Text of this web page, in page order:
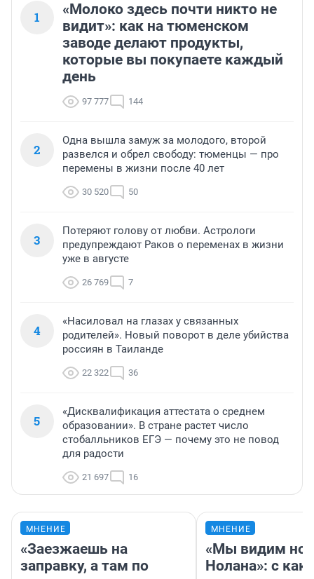
1
«Молоко здесь почти никто не
видит»: как на тюменском
заводе делают продукты,
которые вы покупаете каждый
день
97 777 144
2
Одна вышла замуж за молодого, второй
развелся и обрел свободу: тюменцы — про
перемены в жизни после 40 лет
30 520 50
3
Потеряют голову от любви. Астрологи
предупреждают Раков о переменах в жизни
уже в августе
26 769 7
4
«Насиловал на глазах у связанных
родителей». Новый поворот в деле убийства
россиян в Таиланде
22 322 36
5
«Дисквалификация аттестата о среднем
образовании». В стране растет число
стобалльников ЕГЭ — почему это не повод
для радости
21 697 16
МНЕНИЕ
«Заезжаешь на
заправку, а там по
МНЕНИЕ
«Мы видим
Нолана»: с